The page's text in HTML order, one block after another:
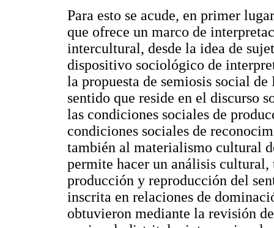
Para esto se acude, en primer
que ofrece un marco de
intercultural, desde la idea de
dispositivo sociológico de
la propuesta de semiosis social
sentido que reside en el discurso
las condiciones sociales de
condiciones sociales de
también al materialismo cultural
permite hacer un análisis cultural,
producción y reproducción del
inscrita en relaciones de
obtuvieron mediante la revisión